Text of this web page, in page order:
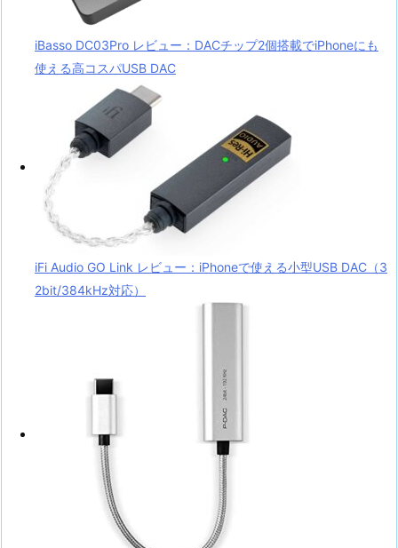
iBasso DC03Pro レビュー：DACチップ2個搭載でiPhoneにも
使える高コスパUSB DAC
iFi Audio GO Link レビュー：iPhoneで使える小型USB DAC（3
2bit/384kHz対応）